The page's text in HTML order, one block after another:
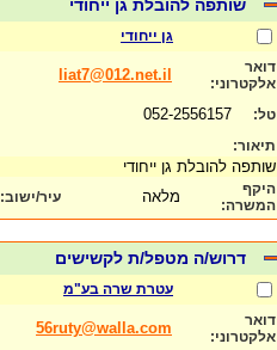
שותפה להובלת גן ייחודי
גן ייחודי
דואר
אלקטרוני:
liat7@012.net.il
טל:
תיאור:
שותפה להובלת גן ייחודי
היקף
המשרה:
מלאה עיר/ישוב:
דרוש/ה מטפל/ת לקשישים
עטרת שרה בע"מ
דואר
אלקטרוני:
56ruty@walla.com